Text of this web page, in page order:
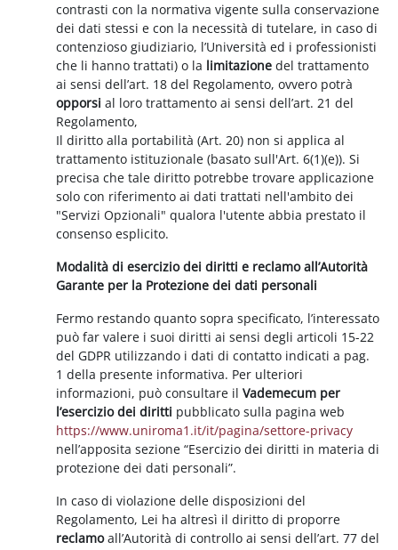
contrasti con la normativa vigente sulla conservazione
dei dati stessi e con la necessità di tutelare, in caso di
contenzioso giudiziario, l’Università ed i professionisti
che li hanno trattati) o la limitazione del trattamento
ai sensi dell’art. 18 del Regolamento, ovvero potrà
opporsi al loro trattamento ai sensi dell’art. 21 del
Regolamento,
Il diritto alla portabilità (Art. 20) non si applica al
trattamento istituzionale (basato sull'Art. 6(1)(e)). Si
precisa che tale diritto potrebbe trovare applicazione
solo con riferimento ai dati trattati nell'ambito dei
"Servizi Opzionali" qualora l'utente abbia prestato il
consenso esplicito.
Modalità di esercizio dei diritti e reclamo all’Autorità
Garante per la Protezione dei dati personali
Fermo restando quanto sopra specificato, l’interessato
può far valere i suoi diritti ai sensi degli articoli 15-22
del GDPR utilizzando i dati di contatto indicati a pag.
1 della presente informativa. Per ulteriori
informazioni, può consultare ilVademecum per
l’esercizio dei diritti pubblicato sulla pagina web
https://www.uniroma1.it/it/pagina/settore-privacy
nell’apposita sezione “Esercizio dei diritti in materia di
protezione dei dati personali”.
In caso di violazione delle disposizioni del
Regolamento, Lei ha altresì il diritto di proporre
reclamoall’Autorità di controllo ai sensi dell’art. 77 del